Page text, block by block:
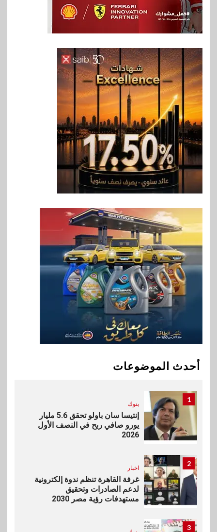
أحدث الموضوعات
6
سوق وصلة
هواوي: هاتف nova 15
Max بطارية ضخمة وتصميم متين
جهازًا مثاليًا للشباب
7 اقتصاد
إي اف چي فاينانس تستعرض
خطط نمو «بلد» لتعزيز حضورها
في سوق تحويلات المصريين
بالخارج
8
اخبار
بيان توضيحي صادر عن شركة
ناتجاس
9
سوق وصلة
vivo تشعل المنافسة في مصر
مع إطلاق Y500 المزود ببطارية
بسعة 8100 مللي أمبير
بنوك تأمين
تحالفًا استراتيجيًا لتقديم حلول
تأمينية متكاملة لعملاء البنك
1
بنوك
إنتيسا سان باولو تحقق 5.6 مليار
يورو صافي ربح في النصف الأول
2026
2
اخبار
غرفة القاهرة تنظم ندوة إلكترونية
لدعم الصادرات وتحقيق
مستهدفات رؤية مصر 2030
3